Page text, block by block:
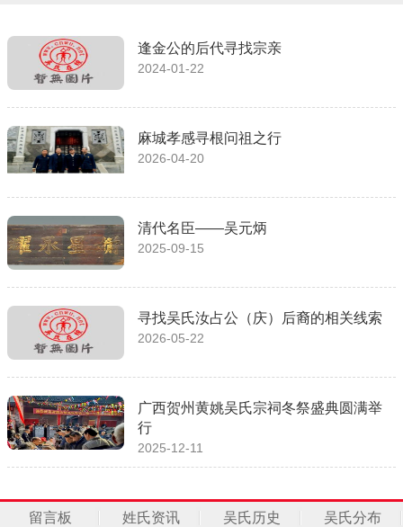
逢金公的后代寻找宗亲
2024-01-22
麻城孝感寻根问祖之行
2026-04-20
清代名臣——吴元炳
2025-09-15
寻找吴氏汝占公（庆）后裔的相关线索
2026-05-22
广西贺州黄姚吴氏宗祠冬祭盛典圆满举
行
2025-12-11
留言板 姓氏资讯 吴氏历史 吴氏分布